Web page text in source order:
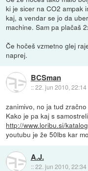
ki je sicer na CO2 ampak
kaj, a vendar se jo da
machine. Sam pa plačaš
Če hočeš vzmetno glej
naprej.
BCSman
::22. jun 2010, 22:14
zanimivo, no ja tud
Kako je pa kaj s
http://www.loribu.si/
youtubu je že 50lbs kar
A.J.
::22. jun 2010, 22:34